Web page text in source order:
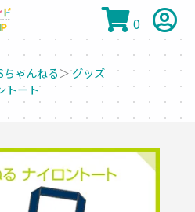
0
ちゃんねる＞グッズ
トート